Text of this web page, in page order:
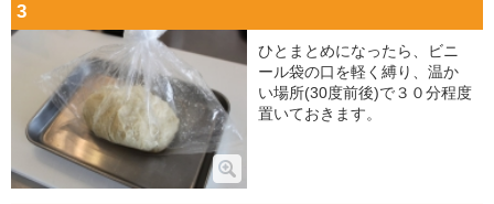
3
ひとまとめになったら、ビニ
ール袋の口を軽く縛り、温か
い場所(30度前後)で３０分程度
置いておきます。